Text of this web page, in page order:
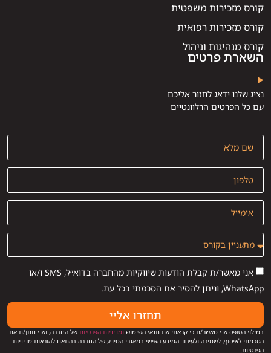
קורס מזכירות משפטית
קורס מזכירות רפואית
קורס מנהיגות וניהול
השארת פרטים
נציג שלנו ידאג לחזור אליכם
עם כל הפרטים הרלוונטיים
אני מאשר/ת קבלת הודעות שיווקיות מהחברה בדוא״ל, SMS ו/או
WhatsApp, וניתן להסיר את הסכמתי בכל עת.
תחזרו אליי
במילוי הטופס אני מאשר/ת כי קראתי את תנאי השימוש ומדיניות הפרטיות של החברה, ואני נותן/ת את
הסכמתי לאיסוף, לשמירה ולעיבוד המידע האישי במאגרי המידע של החברה בהתאם להוראות מדיניות
הפרטיות.